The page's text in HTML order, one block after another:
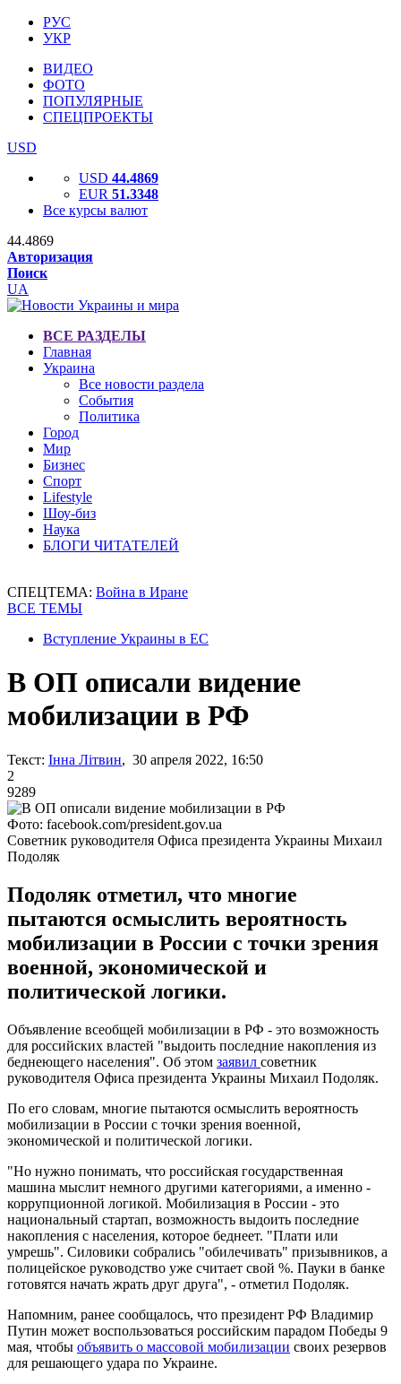
РУС
УКР
ВИДЕО
ФОТО
ПОПУЛЯРНЫЕ
СПЕЦПРОЕКТЫ
USD
USD 44.4869
EUR 51.3348
Все курсы валют
44.4869
Авторизация
Поиск
UA
ВСЕ РАЗДЕЛЫ
Главная
Украина
Все новости раздела
События
Политика
Город
Мир
Бизнес
Спорт
Lifestyle
Шоу-биз
Наука
БЛОГИ ЧИТАТЕЛЕЙ
СПЕЦТЕМА: Война в Иране
ВСЕ ТЕМЫ
Вступление Украины в ЕС
В ОП описали видение
мобилизации в РФ
Текст: Інна Літвин, 30 апреля 2022, 16:50
2
9289
Фото: facebook.com/president.gov.ua
Советник руководителя Офиса президента Украины Михаил
Подоляк
Подоляк отметил, что многие
пытаются осмыслить вероятность
мобилизации в России с точки зрения
военной, экономической и
политической логики.
Объявление всеобщей мобилизации в РФ - это возможность
для российских властей "выдоить последние накопления из
беднеющего населения". Об этом заявил советник
руководителя Офиса президента Украины Михаил Подоляк.
По его словам, многие пытаются осмыслить вероятность
мобилизации в России с точки зрения военной,
экономической и политической логики.
"Но нужно понимать, что российская государственная
машина мыслит немного другими категориями, а именно -
коррупционной логикой. Мобилизация в России - это
национальный стартап, возможность выдоить последние
накопления с населения, которое беднеет. "Плати или
умрешь". Силовики собрались "обилечивать" призывников, а
полицейское руководство уже считает свой %. Пауки в банке
готовятся начать жрать друг друга", - отметил Подоляк.
Напомним, ранее сообщалось, что президент РФ Владимир
Путин может воспользоваться российским парадом Победы 9
мая, чтобы объявить о массовой мобилизации своих резервов
для решающего удара по Украине.